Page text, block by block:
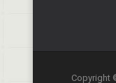
Copyright